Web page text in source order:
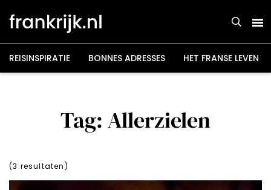
naar
inhoud
REISINSPIRATIE BONNES ADRESSES HET FRANSE LEVEN
Tag: Allerzielen
(3 resultaten)